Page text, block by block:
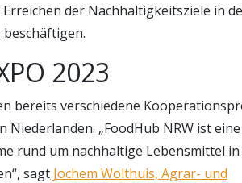
der Nachhaltigkeitsziele in
2023
bereits verschiedene
Niederlanden. „FoodHub NRW ist
rund um nachhaltige Lebensmittel
sagt Jochem Wolthuis, Agrar- und